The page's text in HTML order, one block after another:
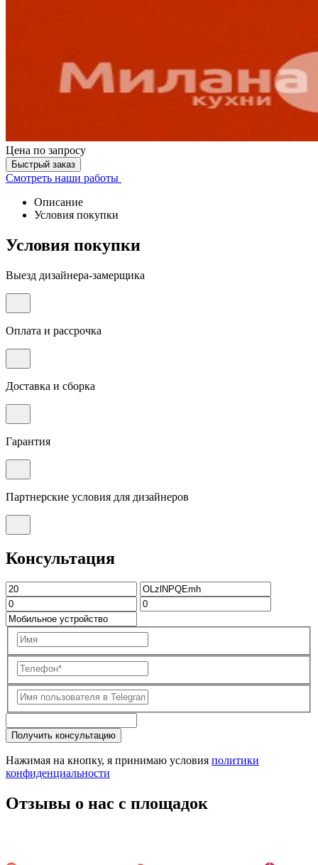
Цена по запросу
Быстрый заказ
Смотреть наши работы
Описание
Условия покупки
Условия покупки
Выезд дизайнера-замерщика
Оплата и рассрочка
Доставка и сборка
Гарантия
Партнерские условия для дизайнеров
Консультация
Получить консультацию
Нажимая на кнопку, я принимаю условия политики
конфиденциальности
Отзывы о нас с площадок